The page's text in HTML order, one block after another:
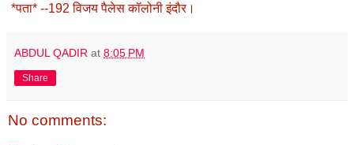
*पता* --192 विजय पैलेस कॉलोनी इंदौर।
ABDUL QADIR at 8:05 PM
Share
No comments: